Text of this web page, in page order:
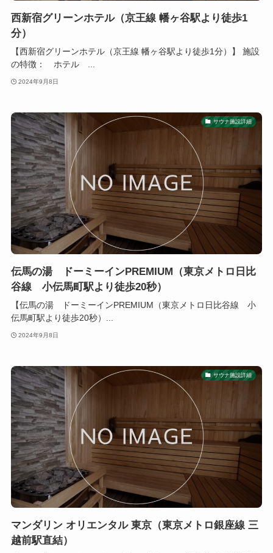
西新宿グリーンホテル（京王線 幡ヶ谷駅より徒歩1
分）
【西新宿グリーンホテル（京王線 幡ヶ谷駅より徒歩1分）】 施設
の特徴： ホテル ...
2024年9月8日
サウナ施設詳細
伝馬の湯 ドーミーインPREMIUM（東京メトロ日比
谷線 小伝馬町駅より徒歩20秒）
【伝馬の湯 ドーミーインPREMIUM（東京メトロ日比谷線 小
伝馬町駅より徒歩20秒）...
2024年9月8日
サウナ施設詳細
マンダリン オリエンタル 東京（東京メトロ銀座線 三
越前駅直結）